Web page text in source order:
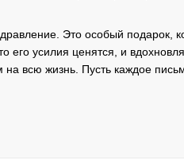
Это особый подарок,
его усилия ценятся, и
на всю жизнь. Пусть каждое